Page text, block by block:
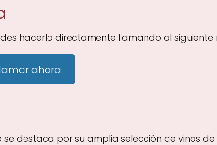
hacerlo directamente llamando al siguiente
ahora
se destaca por su amplia selección de vinos